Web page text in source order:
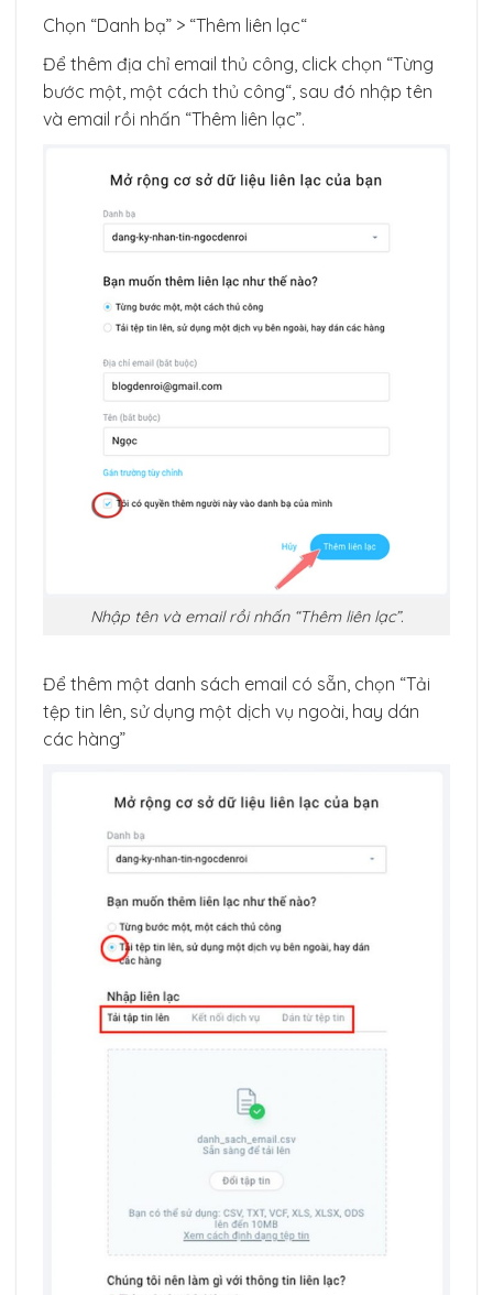
Chọn “Danh bạ” > “Thêm liên lạc“
Để thêm địa chỉ email thủ công, click chọn “Từng
bước một, một cách thủ công“, sau đó nhập tên
và email rồi nhấn “Thêm liên lạc”.
Nhập tên và email rồi nhấn “Thêm liên lạc”.
Để thêm một danh sách email có sẵn, chọn “Tải
tệp tin lên, sử dụng một dịch vụ ngoài, hay dán
các hàng”